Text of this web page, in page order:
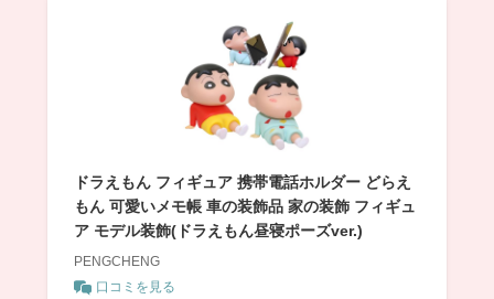
ドラえもん フィギュア 携帯電話ホルダー どらえ
もん 可愛いメモ帳 車の装飾品 家の装飾 フィギュ
ア モデル装飾(ドラえもん昼寝ポーズver.)
PENGCHENG
口コミを見る